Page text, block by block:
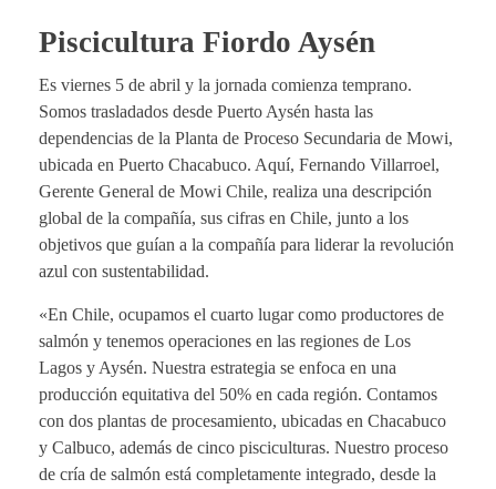
Piscicultura Fiordo Aysén
Es viernes 5 de abril y la jornada comienza temprano.
Somos trasladados desde Puerto Aysén hasta las
dependencias de la Planta de Proceso Secundaria de Mowi,
ubicada en Puerto Chacabuco. Aquí, Fernando Villarroel,
Gerente General de Mowi Chile, realiza una descripción
global de la compañía, sus cifras en Chile, junto a los
objetivos que guían a la compañía para liderar la revolución
azul con sustentabilidad.
«En Chile, ocupamos el cuarto lugar como productores de
salmón y tenemos operaciones en las regiones de Los
Lagos y Aysén. Nuestra estrategia se enfoca en una
producción equitativa del 50% en cada región. Contamos
con dos plantas de procesamiento, ubicadas en Chacabuco
y Calbuco, además de cinco pisciculturas. Nuestro proceso
de cría de salmón está completamente integrado, desde la